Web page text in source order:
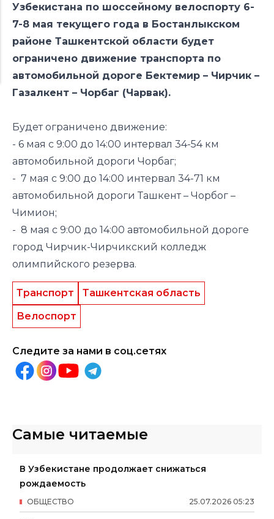
Узбекистана по шоссейному велоспорту 6-
7-8 мая текущего года в Бостанлыкском
районе Ташкентской области будет
ограничено движение транспорта по
автомобильной дороге Бектемир – Чирчик –
Газалкент – Чорбаг (Чарвак).
Будет ограничено движение:
-️ 6 мая с 9:00 до 14:00 интервал 34-54 км
автомобильной дороги Чорбаг;
- 7 мая с 9:00 до 14:00 интервал 34-71 км
автомобильной дороги Ташкент – Чорбог –
Чимион;
- 8 мая с 9:00 до 14:00 автомобильной дороге
город Чирчик-Чирчикский колледж
олимпийского резерва.
Транспорт
Ташкентская область
Велоспорт
Следите за нами в соц.сетях
Самые читаемые
В Узбекистане продолжает снижаться
рождаемость
25.07.2026 05:23
ОБЩЕСТВО